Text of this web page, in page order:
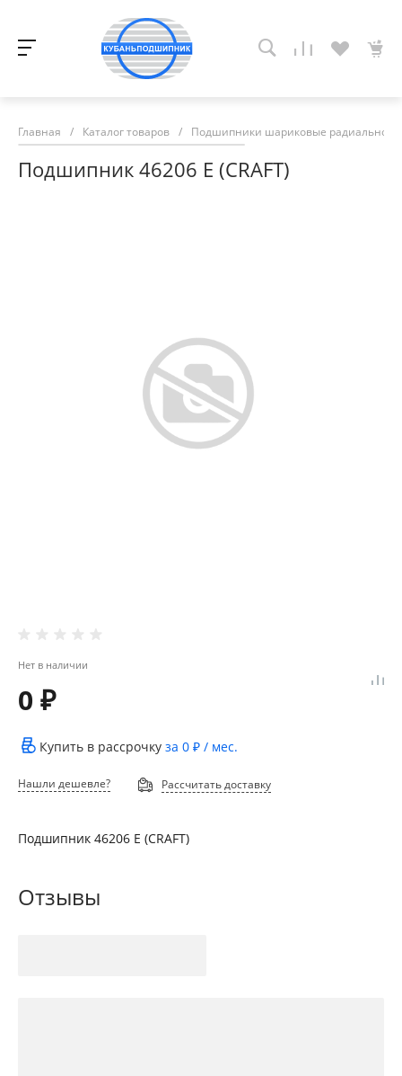
Главная / Каталог товаров / Подшипники шариковые радиально-
Подшипник 46206 Е (CRAFT)
Нет в наличии
0 ₽
Купить в рассрочку за 0 ₽ / мес.
Нашли дешевле? Рассчитать доставку
Подшипник 46206 Е (CRAFT)
Отзывы